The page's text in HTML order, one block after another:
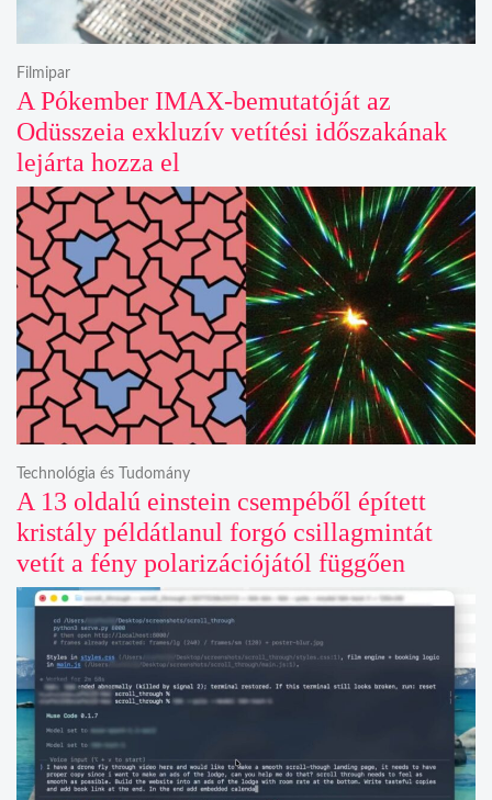
A Pókember IMAX-bemutatóját az
Odüsszeia exkluzív vetítési időszakának
lejárta hozza el
Filmipar
A 13 oldalú einstein csempéből épített
kristály példátlanul forgó csillagmintát
vetít a fény polarizációjától függően
Technológia és Tudomány